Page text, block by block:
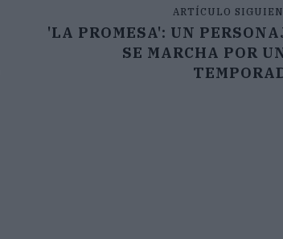
ARTÍCULO
'LA PROMESA': UN
SE MARCHA POR